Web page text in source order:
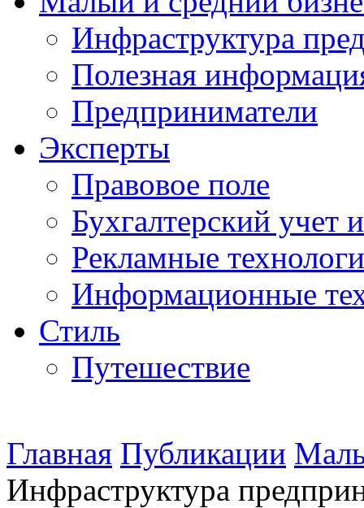
Инфраструктура
Полезная
Предприниматели
Эксперты
Правовое поле
Бухгалтерский учет
Рекламные
Информационные
Стиль
Путешествие
Главная Публикации
Инфраструктура